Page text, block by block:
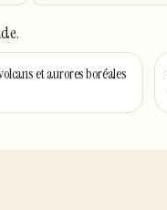
.
et aurores boréales